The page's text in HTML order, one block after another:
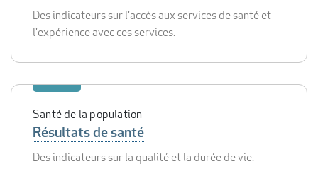
Des indicateurs sur l'accès aux services de santé et
l'expérience avec ces services.
Santé de la population
Résultats de santé
Des indicateurs sur la qualité et la durée de vie.